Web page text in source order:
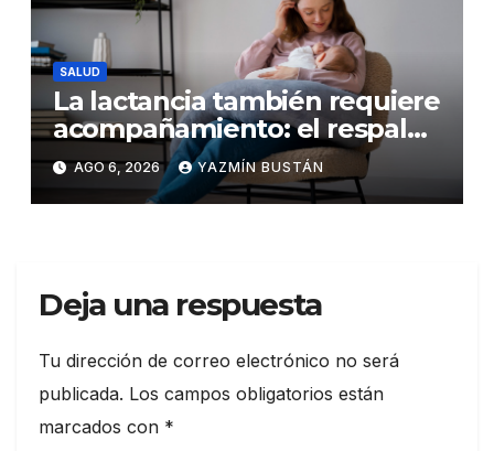
SALUD
La lactancia también requiere
acompañamiento: el respaldo
que necesitan la madre y el
bebé
AGO 6, 2026 YAZMÍN BUSTÁN
Deja una respuesta
Tu dirección de correo electrónico no será
publicada. Los campos obligatorios están
marcados con *